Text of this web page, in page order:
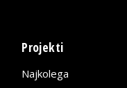
Projekti
Najkolega